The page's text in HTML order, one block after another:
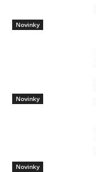
Novinky
Novinky
Novinky